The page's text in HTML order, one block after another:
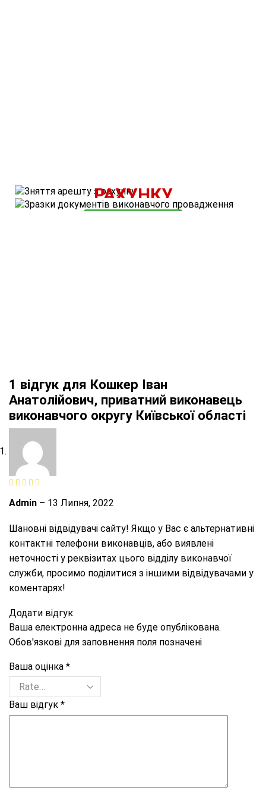
РАХУНКУ
КОРИСНІ МАТЕРІАЛИ
1 відгук для Кошкер Іван
Анатолійович, приватний виконавець
виконавчого округу Київської області
Admin – 13 Липня, 2022
Шановні відвідувачі сайту! Якщо у Вас є альтернативні
контактні телефони виконавців, або виявлені
неточності у реквізитах цього відділу виконавчої
служби, просимо поділитися з іншими відвідувачами у
коментарях!
Додати відгук
Ваша електронна адреса не буде опублікована.
Обов'язкові для заповнення поля позначені
Ваша оцінка *
Ваш відгук *